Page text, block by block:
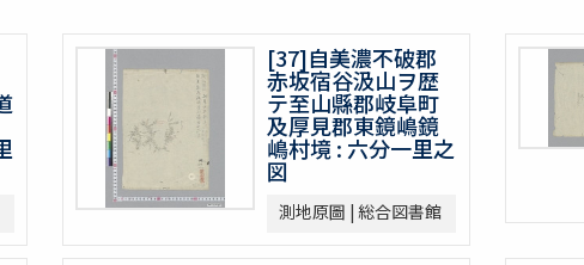
[37]自美濃不破郡
赤坂宿谷汲山ヲ歴
テ至山縣郡岐阜町
及厚見郡東鏡嶋鏡
嶋村境 : 六分一里之
図
測地原圖 | 総合図書館